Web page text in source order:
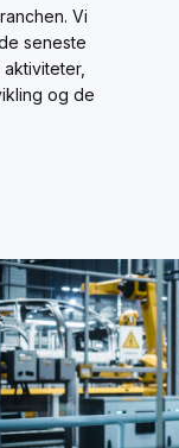
Vi
seneste
og de